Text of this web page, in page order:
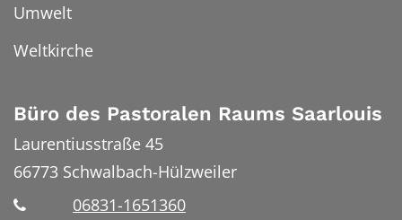
Umwelt
Weltkirche
Büro des Pastoralen Raums Saarlouis
Laurentiusstraße 45
66773 Schwalbach-Hülzweiler
06831-1651360